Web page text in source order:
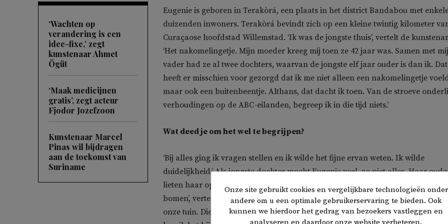
‘Wachten op
verandering is een
idee-fixe,’ zegt
kunstenaar Ahmet
Ögüt
‘Maak medicijnen
gratis’, zegt acteur
Fjodor Jozefzoon
Kunstenaar Marcel
Pinas wil bijdragen
aan de toekomst van
Suriname
Eugenie is geboren in Terakòrá, een plaats in het district Bandabou met
duizenden inwoners. Terakòrá bevindt zich op een kleine twintig kilometer
Curaçaose hoofdstad Willemstad. ‘Ik was de jongste thuis’, vertelt de
‘Het nakomelingetje. Mijn moeder kreeg mij toen ze 42 jaar was. Samen met
vader had ze al twee dochters, waarvan de jongste elf jaar ouder is dan ik. Dat
heeft er misschien voor gezorgd dat ik me niet alleen een nakomelingetje
maar ook een buitenbeentje. Althans, dat dacht ik toen. Van de stroeve
verhoudingen op de ABC-eilanden, begreep ik in die tijd niets.’
Wat deed je om het wel te begrijpen?
‘Bij alles ging ik vragen stellen en ik wilde het fijne ervan weten. Ik wilde
duidelijkheid.’ Als jongste dochter mocht Eugenie veel, zo niet alles. Haar
lieten haar opvallend vrij, zonder haar te verwaarlozen. ‘Ik klom en klauterde
bomen’, vertelt ze met een schalkse lach. ‘Ook in de druivenboom die groeide in
onze tuin. Die boom heeft mijn nieuwsgierigheid ontvlamd. Van dichtbij
Onze site gebruikt cookies en vergelijkbare technologieën onder
andere om u een optimale gebruikerservaring te bieden. Ook
kunnen we hierdoor het gedrag van bezoekers vastleggen en